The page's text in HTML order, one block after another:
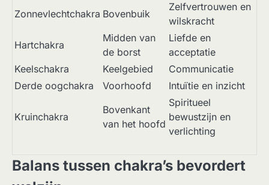
Zonnevlechtchakra Bovenbuik
Zelfvertrouwen en
wilskracht
Hartchakra
Midden van
de borst
Liefde en
acceptatie
Keelschakra
Keelgebied
Communicatie
Derde oogchakra
Voorhoofd Intuïtie en inzicht
Kruinchakra
Bovenkant
van het hoofd
Spiritueel
bewustzijn en
verlichting
Balans tussen chakra’s bevordert